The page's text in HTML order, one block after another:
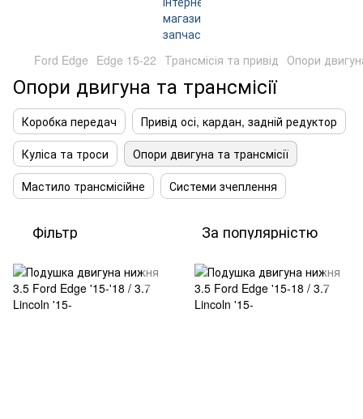
Ford Edge Edge 15-22 Трансмісія та привід Опори
Опори двигуна та трансмісії
Коробка передач
Привід осі, кардан, задній редуктор
Куліса та троси
Опори двигуна та трансмісії
Мастило трансмісійне
Системи зчеплення
Фільтр За популярністю